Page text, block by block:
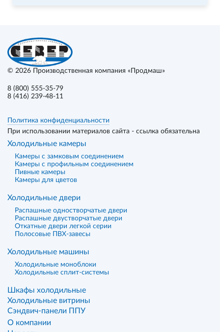
© 2026 Производственная компания «Продмаш»
8 (800) 555-35-79
8 (416) 239-48-11
Политика конфиденциальности
При использовании материалов сайта - ссылка обязательна
Холодильные камеры
Камеры с замковым соединением
Камеры с профильным соединением
Пивные камеры
Камеры для цветов
Холодильные двери
Распашные одностворчатые двери
Распашные двустворчатые двери
Откатные двери легкой серии
Полосовые ПВХ-завесы
Холодильные машины
Холодильные моноблоки
Холодильные сплит-системы
Шкафы холодильные
Холодильные витрины
Сэндвич-панели ППУ
О компании